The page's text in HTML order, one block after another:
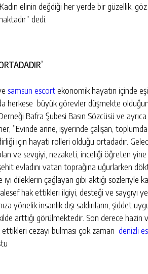
elinin değdiği her yerde bir güzellik,
dedi.
samsun escort ekonomik hayatın içinde
herkese büyük görevler düşmekte
Bafra Şubesi Basın Sözcüsü ve
”Evinde anne, işyerinde çalışan, toplumda
için hayati rolleri olduğu ortadadır.
ve sevgiyi, nezaketi, inceliği öğreten yine
evladını vatan toprağına uğurlarken
iyi dileklerin çağlayan gibi aktığı sözleriyle
hak ettikleri ilgiyi, desteği ve
yönelik insanlık dışı saldırıların, şiddet
arttığı görülmektedir. Son derece
cezayı bulması çok zaman denizli